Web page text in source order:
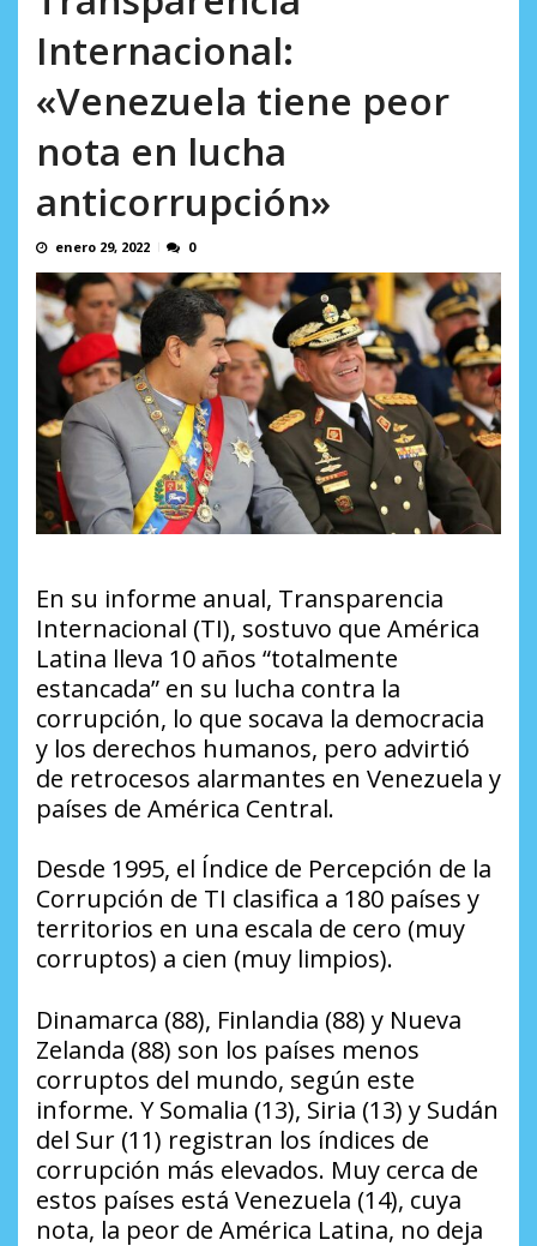
Internacional:
«Venezuela tiene peor
nota en lucha
anticorrupción»
enero 29, 2022 0
En su informe anual, Transparencia
Internacional (TI), sostuvo que América
Latina lleva 10 años “totalmente
estancada” en su lucha contra la
corrupción, lo que socava la democracia
y los derechos humanos, pero advirtió
de retrocesos alarmantes en Venezuela y
países de América Central.
Desde 1995, el Índice de Percepción de la
Corrupción de TI clasifica a 180 países y
territorios en una escala de cero (muy
corruptos) a cien (muy limpios).
Dinamarca (88), Finlandia (88) y Nueva
Zelanda (88) son los países menos
corruptos del mundo, según este
informe. Y Somalia (13), Siria (13) y Sudán
del Sur (11) registran los índices de
corrupción más elevados. Muy cerca de
estos países está Venezuela (14), cuya
nota, la peor de América Latina, no deja